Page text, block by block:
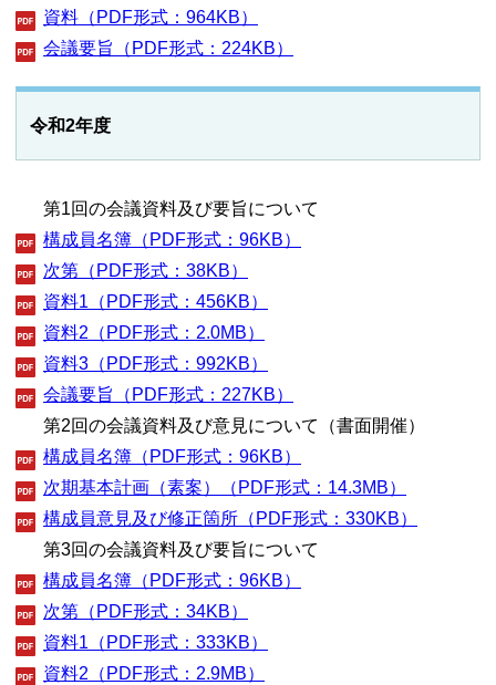
資料（PDF形式：964KB）
会議要旨（PDF形式：224KB）
令和2年度
第1回の会議資料及び要旨について
構成員名簿（PDF形式：96KB）
次第（PDF形式：38KB）
資料1（PDF形式：456KB）
資料2（PDF形式：2.0MB）
資料3（PDF形式：992KB）
会議要旨（PDF形式：227KB）
第2回の会議資料及び意見について（書面開催）
構成員名簿（PDF形式：96KB）
次期基本計画（素案）（PDF形式：14.3MB）
構成員意見及び修正箇所（PDF形式：330KB）
第3回の会議資料及び要旨について
構成員名簿（PDF形式：96KB）
次第（PDF形式：34KB）
資料1（PDF形式：333KB）
資料2（PDF形式：2.9MB）